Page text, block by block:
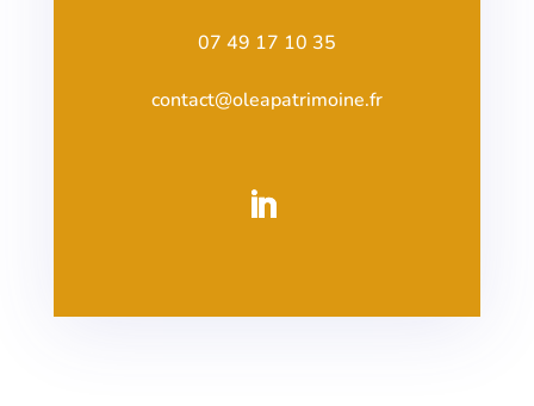
07 49 17 10 35
contact@oleapatrimoine.fr